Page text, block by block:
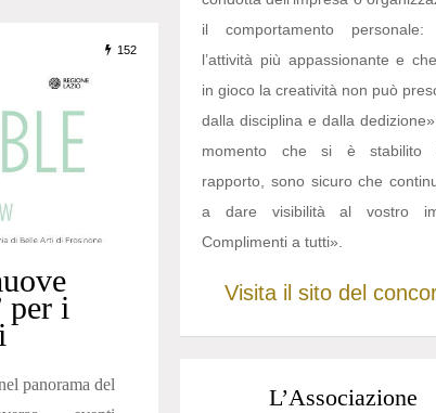
152
per i
panorama del
il comportamento personale:
l’attività più appassionante e
in gioco la creatività non può
dalla disciplina e dalla
momento che si è stabilito
rapporto, sono sicuro che
a dare visibilità al vostro
Complimenti a tutti».
Visita il sito del
L’Associazione